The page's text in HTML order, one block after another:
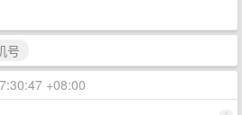
号
+08:00